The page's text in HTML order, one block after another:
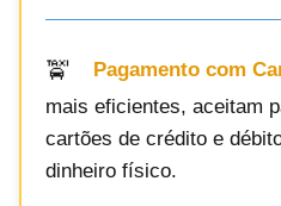
Pagamento com
mais eficientes, aceitam
cartões de crédito e
dinheiro físico.